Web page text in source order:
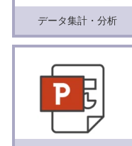
データ集計・分析